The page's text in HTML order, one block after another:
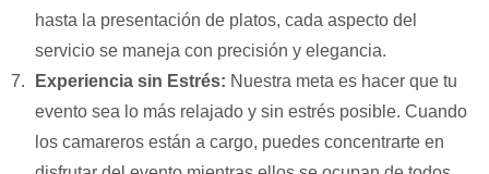
hasta la presentación de platos, cada aspecto del
servicio se maneja con precisión y elegancia.
Experiencia sin Estrés: Nuestra meta es hacer que tu
evento sea lo más relajado y sin estrés posible. Cuando
los camareros están a cargo, puedes concentrarte en